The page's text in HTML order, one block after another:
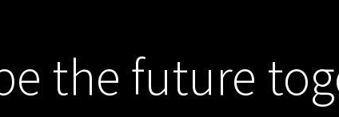
the future